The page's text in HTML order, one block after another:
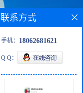
联系方式
手机： 18062681621
Q Q：